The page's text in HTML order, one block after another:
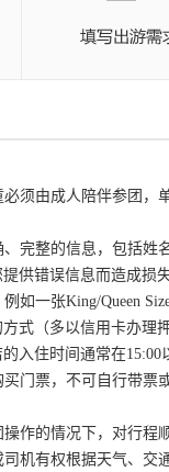
必须由成人陪伴参团
完整的信息，包括
供错误信息而造成损
如一张King/Queen
式（多以信用卡办理
入住时间通常在15:00
门票，不可自行带票
作的情况下，对行
机有权根据天气、